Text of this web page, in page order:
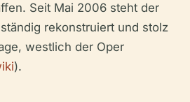
Seit Mai 2006 steht der
rekonstruiert und stolz
westlich der Oper
).